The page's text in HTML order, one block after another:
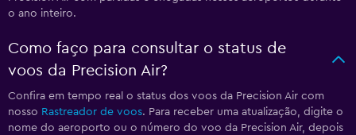
o ano inteiro.
Como faço para consultar o status de
voos da Precision Air?
Confira em tempo real o status dos voos da Precision Air com
nosso Rastreador de voos. Para receber uma atualização, digite o
nome do aeroporto ou o número do voo da Precision Air, depois